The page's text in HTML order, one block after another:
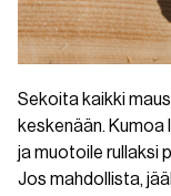
Sekoita kaikki
keskenään. Kumoa
ja muotoile rullaksi
Jos mahdollista,